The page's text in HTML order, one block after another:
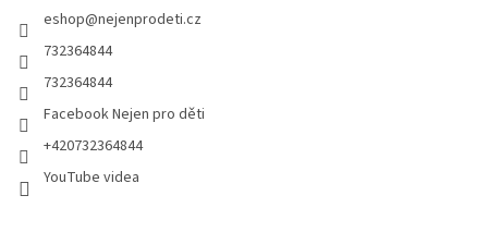
eshop@nejenprodeti.cz
732364844
732364844
Facebook Nejen pro děti
+420732364844
YouTube videa